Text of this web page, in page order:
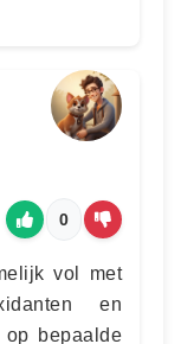
0
vol met
en
op bepaalde